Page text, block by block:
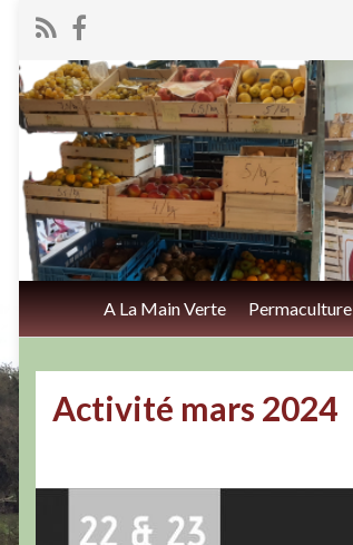
A La Main Verte Permaculture
Activité mars 2024